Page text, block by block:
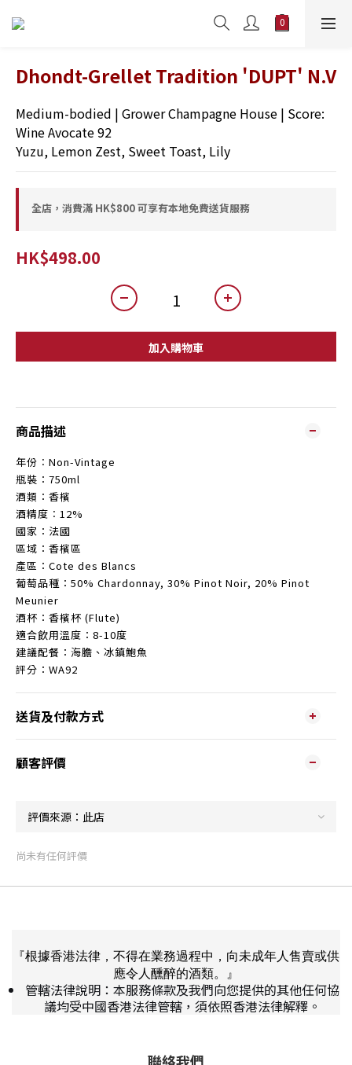
Dhondt-Grellet Tradition 'DUPT' N.V
Medium-bodied | Grower Champagne House | Score:
Wine Avocate 92
Yuzu, Lemon Zest, Sweet Toast, Lily
全店，消費滿 HK$800 可享有本地免費送貨服務
HK$498.00
加入購物車
商品描述
年份︰Non-Vintage
瓶裝：750ml
酒類：香檳
酒精度︰12%
國家：法國
區域：香檳區
產區：Cote des Blancs
葡萄品種：50% Chardonnay, 30% Pinot Noir, 20% Pinot
Meunier
酒杯：香檳杯 (Flute)
適合飲用溫度：8-10度
建議配餐：海膽、冰鎮鮑魚
評分：WA92
送貨及付款方式
顧客評價
尚未有任何評價
『根據香港法律，不得在業務過程中，向未成年人售賣或供
應令人醺醉的酒類。』
管轄法律說明：本服務條款及我們向您提供的其他任何協
議均受中國香港法律管轄，須依照香港法律解釋。